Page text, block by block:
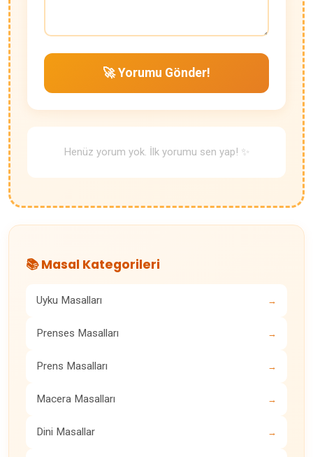
🚀 Yorumu Gönder!
Henüz yorum yok. İlk yorumu sen yap! ✨
📚 Masal Kategorileri
Uyku Masalları →
Prenses Masalları →
Prens Masalları →
Macera Masalları →
Dini Masallar →